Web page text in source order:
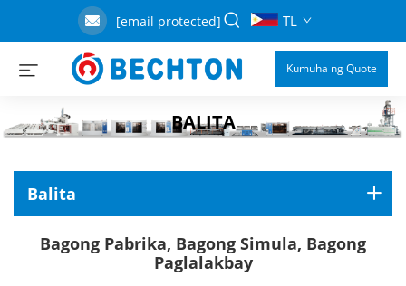
[email protected] TL
Kumuha ng Quote
BALITA
Balita
Bagong Pabrika, Bagong Simula, Bagong
Paglalakbay